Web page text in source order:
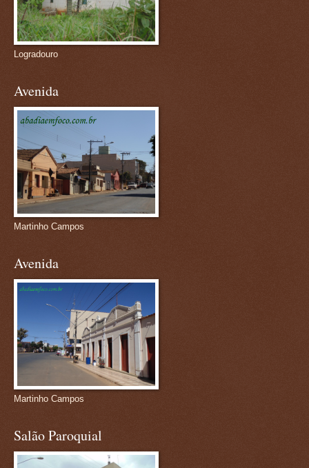
Logradouro
Avenida
Martinho Campos
Avenida
Martinho Campos
Salão Paroquial